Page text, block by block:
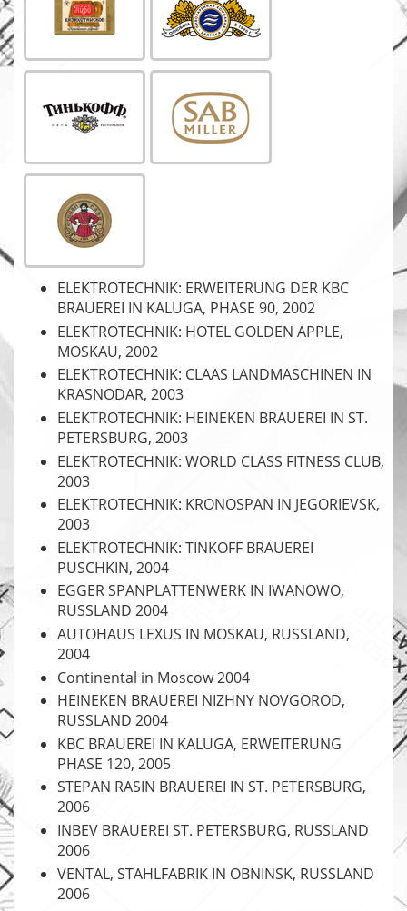
ELEKTROTECHNIK: ERWEITERUNG DER KBC
BRAUEREI IN KALUGA, PHASE 90, 2002
ELEKTROTECHNIK: HOTEL GOLDEN APPLE,
MOSKAU, 2002
ELEKTROTECHNIK: CLAAS LANDMASCHINEN IN
KRASNODAR, 2003
ELEKTROTECHNIK: HEINEKEN BRAUEREI IN ST.
PETERSBURG, 2003
ELEKTROTECHNIK: WORLD CLASS FITNESS CLUB,
2003
ELEKTROTECHNIK: KRONOSPAN IN JEGORIEVSK,
2003
ELEKTROTECHNIK: TINKOFF BRAUEREI
PUSCHKIN, 2004
EGGER SPANPLATTENWERK IN IWANOWO,
RUSSLAND 2004
AUTOHAUS LEXUS IN MOSKAU, RUSSLAND,
2004
Continental in Moscow 2004
HEINEKEN BRAUEREI NIZHNY NOVGOROD,
RUSSLAND 2004
KBC BRAUEREI IN KALUGA, ERWEITERUNG
PHASE 120, 2005
STEPAN RASIN BRAUEREI IN ST. PETERSBURG,
2006
INBEV BRAUEREI ST. PETERSBURG, RUSSLAND
2006
VENTAL, STAHLFABRIK IN OBNINSK, RUSSLAND
2006